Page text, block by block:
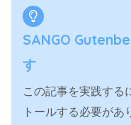
SANGO
す
この記事を実践する
トールする必要があ